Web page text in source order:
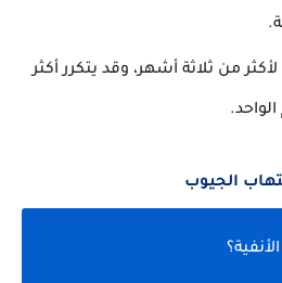
من ثلاثة أشهر، وقد يتكرر أكثر
الجيوب